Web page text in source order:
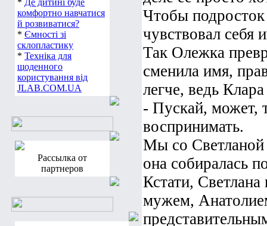
* Де дитині буде
комфортно навчатися
й розвиватися?
* Ємності зі
склопластику
* Техніка для
щоденного
користування від
JLAB.COM.UA
Рассылка от
партнеров
Чтобы
чувствовал
Так Олежка
сменила имя,
легче, ведь
- Пускай, может,
воспринимать.
Мы со Светланой
она собиралась
Кстати,
мужем,